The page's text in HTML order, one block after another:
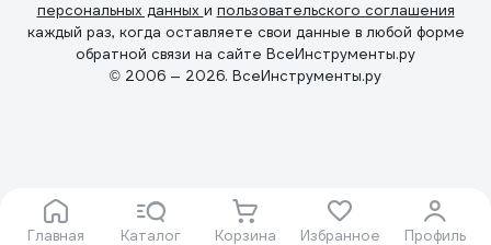
Главная Каталог Корзина Избранное Профиль
персональных данных и пользовательского соглашения
каждый раз, когда оставляете свои данные в любой форме
обратной связи на сайте ВсеИнструменты.ру
© 2006 — 2026. ВсеИнструменты.ру